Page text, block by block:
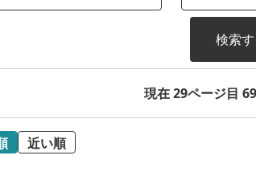
検索
現在 29ページ目
近い順